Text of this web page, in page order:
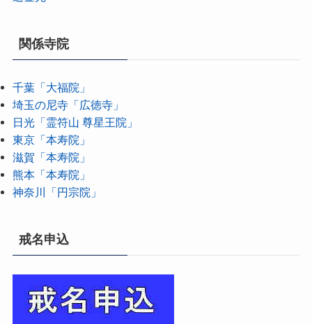
関係寺院
千葉「大福院」
埼玉の尼寺「広徳寺」
日光「霊符山 尊星王院」
東京「本寿院」
滋賀「本寿院」
熊本「本寿院」
神奈川「円宗院」
戒名申込